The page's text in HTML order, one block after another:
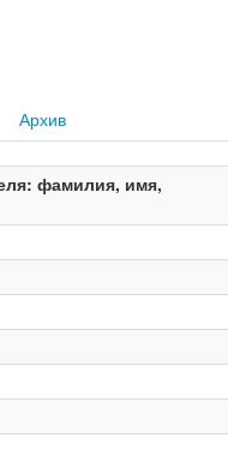
Архив
фамилия, имя,